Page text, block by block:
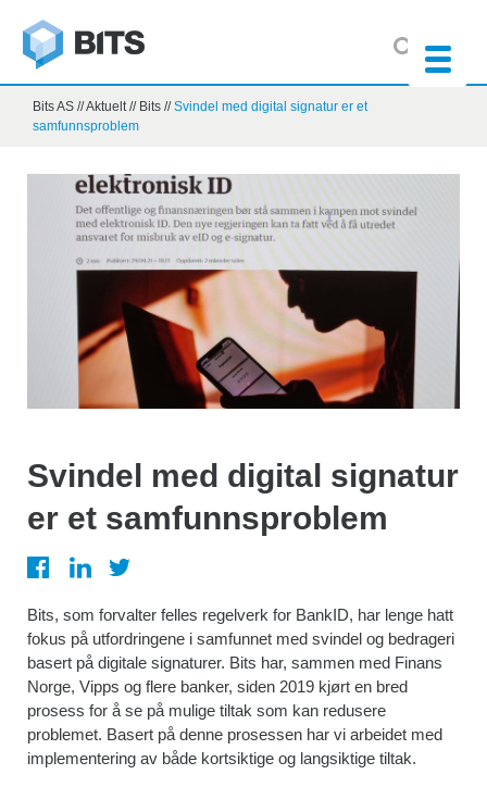
Bits AS //Aktuelt// Bits //Svindel med digital signatur er et
samfunnsproblem
Svindel med digital signatur
er et samfunnsproblem
Bits, som forvalter felles regelverk for BankID, har lenge hatt
fokus på utfordringene i samfunnet med svindel og bedrageri
basert på digitale signaturer. Bits har, sammen med Finans
Norge, Vipps og flere banker, siden 2019 kjørt en bred
prosess for å se på mulige tiltak som kan redusere
problemet. Basert på denne prosessen har vi arbeidet med
implementering av både kortsiktige og langsiktige tiltak.